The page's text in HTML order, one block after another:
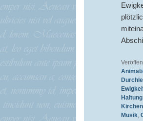
Haltung
Musik,